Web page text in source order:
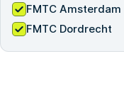
FMTC Amsterdam
FMTC Dordrecht